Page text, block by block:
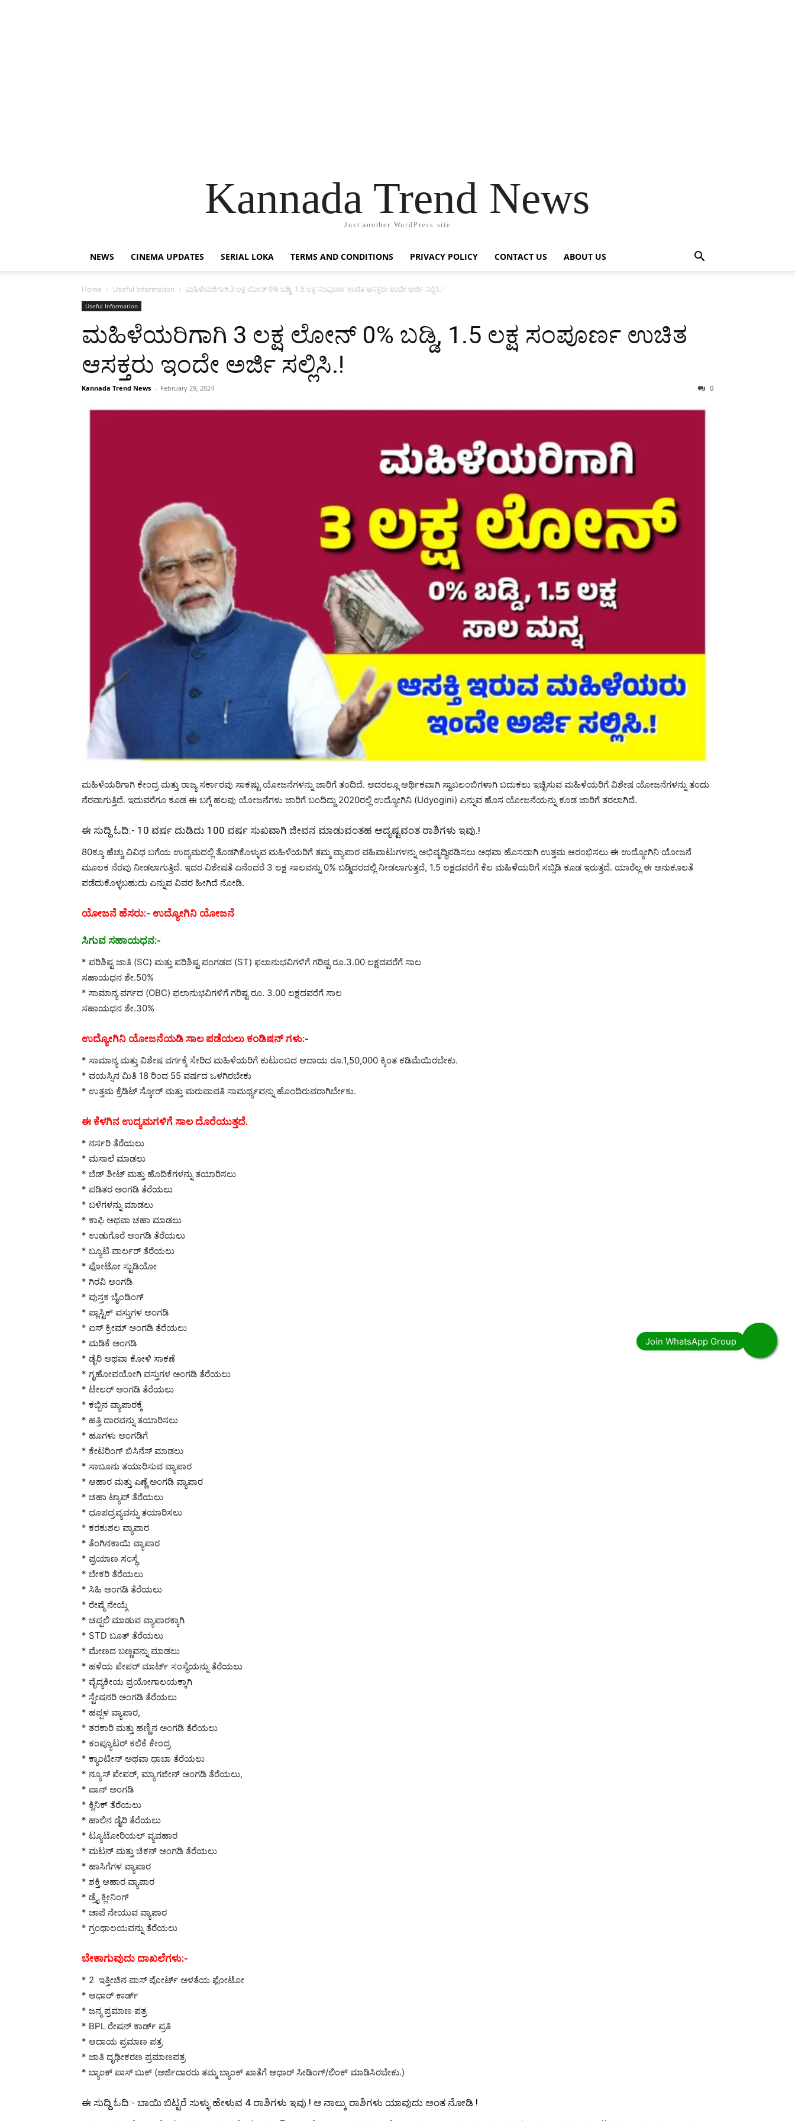
Kannada Trend News
Just another WordPress site
NEWS CINEMA UPDATES SERIAL LOKA TERMS AND CONDITIONS PRIVACY POLICY CONTACT US ABOUT US
Home Useful Information ಮಹಿಳೆಯರಿಗಾಗಿ 3 ಲಕ್ಷ ಲೋನ್ 0% ಬಡ್ಡಿ, 1.5 ಲಕ್ಷ ಸಂಪೂರ್ಣ ಉಚಿತ ಆಸಕ್ತರು ಇಂದೇ ಅರ್ಜಿ ಸಲ್ಲಿಸಿ.!
Useful Information
ಮಹಿಳೆಯರಿಗಾಗಿ 3 ಲಕ್ಷ ಲೋನ್ 0% ಬಡ್ಡಿ, 1.5 ಲಕ್ಷ ಸಂಪೂರ್ಣ ಉಚಿತ
ಆಸಕ್ತರು ಇಂದೇ ಅರ್ಜಿ ಸಲ್ಲಿಸಿ.!
Kannada Trend News - February 29, 2024 0
ಮಹಿಳೆಯರಿಗಾಗಿ ಕೇಂದ್ರ ಮತ್ತು ರಾಜ್ಯ ಸರ್ಕಾರವು ಸಾಕಷ್ಟು ಯೋಜನೆಗಳನ್ನು ಜಾರಿಗೆ ತಂದಿದೆ. ಅದರಲ್ಲೂ ಆರ್ಥಿಕವಾಗಿ ಸ್ವಾಬಲಂಬಿಗಳಾಗಿ ಬದುಕಲು ಇಚ್ಛಿಸುವ ಮಹಿಳೆಯರಿಗೆ ವಿಶೇಷ ಯೋಜನೆಗಳನ್ನು ತಂದು
ನೆರವಾಗುತ್ತಿದೆ. ಇದುವರೆಗೂ ಕೂಡ ಈ ಬಗ್ಗೆ ಹಲವು ಯೋಜನೆಗಳು ಜಾರಿಗೆ ಬಂದಿದ್ದು 2020ರಲ್ಲಿ ಉದ್ಯೋಗಿನಿ (Udyogini) ಎನ್ನುವ ಹೊಸ ಯೋಜನೆಯನ್ನು ಕೂಡ ಜಾರಿಗೆ ತರಲಾಗಿದೆ.
ಈ ಸುದ್ದಿ ಓದಿ:- 10 ವರ್ಷ ದುಡಿದು 100 ವರ್ಷ ಸುಖವಾಗಿ ಜೀವನ ಮಾಡುವಂತಹ ಅದೃಷ್ಟವಂತ ರಾಶಿಗಳು ಇವು.!
80ಕ್ಕೂ ಹೆಚ್ಚು ವಿವಿಧ ಬಗೆಯ ಉದ್ಯಮದಲ್ಲಿ ತೊಡಗಿಕೊಳ್ಳುವ ಮಹಿಳೆಯರಿಗೆ ತಮ್ಮ ವ್ಯಾಪಾರ ವಹಿವಾಟುಗಳನ್ನು ಅಭಿವೃದ್ಧಿಪಡಿಸಲು ಅಥವಾ ಹೊಸದಾಗಿ ಉತ್ತಮ ಆರಂಭಿಸಲು ಈ ಉದ್ಯೋಗಿನಿ ಯೋಜನೆ
ಮೂಲಕ ನೆರವು ನೀಡಲಾಗುತ್ತಿದೆ. ಇದರ ವಿಶೇಷತೆ ಏನೆಂದರೆ 3 ಲಕ್ಷ ಸಾಲವನ್ನು 0% ಬಡ್ಡಿದರದಲ್ಲಿ ನೀಡಲಾಗುತ್ತದೆ, 1.5 ಲಕ್ಷದವರೆಗೆ ಕೆಲ ಮಹಿಳೆಯರಿಗೆ ಸಬ್ಸಿಡಿ ಕೂಡ ಇರುತ್ತದೆ. ಯಾರೆಲ್ಲ ಈ ಅನುಕೂಲತೆ
ಪಡೆದುಕೊಳ್ಳಬಹುದು ಎನ್ನುವ ವಿವರ ಹೀಗಿದೆ ನೋಡಿ.
ಯೋಜನೆ ಹೆಸರು:- ಉದ್ಯೋಗಿನಿ ಯೋಜನೆ
ಸಿಗುವ ಸಹಾಯಧನ:-
* ಪರಿಶಿಷ್ಟ ಜಾತಿ (SC) ಮತ್ತು ಪರಿಶಿಷ್ಟ ಪಂಗಡದ (ST) ಫಲಾನುಭವಿಗಳಿಗೆ ಗರಿಷ್ಟ ರೂ.3.00 ಲಕ್ಷದವರೆಗೆ ಸಾಲ
ಸಹಾಯಧನ ಶೇ.50%
* ಸಾಮಾನ್ಯ ವರ್ಗದ (OBC) ಫಲಾನುಭವಿಗಳಿಗೆ ಗರಿಷ್ಟ ರೂ. 3.00 ಲಕ್ಷದವರೆಗೆ ಸಾಲ
ಸಹಾಯಧನ ಶೇ.30%
ಉದ್ಯೋಗಿನಿ ಯೋಜನೆಯಡಿ ಸಾಲ ಪಡೆಯಲು ಕಂಡಿಷನ್ ಗಳು:-
* ಸಾಮಾನ್ಯ ಮತ್ತು ವಿಶೇಷ ವರ್ಗಕ್ಕೆ ಸೇರಿದ ಮಹಿಳೆಯರಿಗೆ ಕುಟುಂಬದ ಆದಾಯ ರೂ.1,50,000 ಕ್ಕಿಂತ ಕಡಿಮೆಯಿರಬೇಕು.
* ವಯಸ್ಸಿನ ಮಿತಿ 18 ರಿಂದ 55 ವರ್ಷದ ಒಳಗಿರಬೇಕು
* ಉತ್ತಮ ಕ್ರೆಡಿಟ್ ಸ್ಕೋರ್ ಮತ್ತು ಮರುಪಾವತಿ ಸಾಮರ್ಥ್ಯವನ್ನು ಹೊಂದಿರುವರಾಗಿರ್ಬೇಕು.
ಈ ಕೆಳಗಿನ ಉದ್ಯಮಗಳಿಗೆ ಸಾಲ ದೊರೆಯುತ್ತದೆ.
* ನರ್ಸರಿ ತೆರೆಯಲು
* ಮಸಾಲೆ ಮಾಡಲು
* ಬೆಡ್ ಶೀಟ್ ಮತ್ತು ಹೊದಿಕೆಗಳನ್ನು ತಯಾರಿಸಲು
* ಪಡಿತರ ಅಂಗಡಿ ತೆರೆಯಲು
* ಬಳೆಗಳನ್ನು ಮಾಡಲು
* ಕಾಫಿ ಅಥವಾ ಚಹಾ ಮಾಡಲು
* ಉಡುಗೊರೆ ಅಂಗಡಿ ತೆರೆಯಲು
* ಬ್ಯೂಟಿ ಪಾರ್ಲರ್ ತೆರೆಯಲು
* ಫೋಟೋ ಸ್ಟುಡಿಯೋ
* ಗಿರವಿ ಅಂಗಡಿ
* ಪುಸ್ತಕ ಬೈಂಡಿಂಗ್
* ಪ್ಲಾಸ್ಟಿಕ್ ವಸ್ತುಗಳ ಅಂಗಡಿ
* ಐಸ್ ಕ್ರೀಮ್ ಅಂಗಡಿ ತೆರೆಯಲು
* ಮಡಿಕೆ ಅಂಗಡಿ
* ಡೈರಿ ಅಥವಾ ಕೋಳಿ ಸಾಕಣೆ
* ಗೃಹೋಪಯೋಗಿ ವಸ್ತುಗಳ ಅಂಗಡಿ ತೆರೆಯಲು
* ಟೇಲರ್ ಅಂಗಡಿ ತೆರೆಯಲು
* ಕಬ್ಬಿನ ವ್ಯಾಪಾರಕ್ಕೆ
* ಹತ್ತಿ ದಾರವನ್ನು ತಯಾರಿಸಲು
* ಹೂಗಳು ಅಂಗಡಿಗೆ
* ಕೇಟರಿಂಗ್ ಬಿಸಿನೆಸ್ ಮಾಡಲು
* ಸಾಬೂನು ತಯಾರಿಸುವ ವ್ಯಾಪಾರ
* ಆಹಾರ ಮತ್ತು ಎಣ್ಣೆ ಅಂಗಡಿ ವ್ಯಾಪಾರ
* ಚಹಾ ಟ್ಯಾಪ್ ತೆರೆಯಲು
* ಧೂಪದ್ರವ್ಯವನ್ನು ತಯಾರಿಸಲು
* ಕರಕುಶಲ ವ್ಯಾಪಾರ
* ತೆಂಗಿನಕಾಯಿ ವ್ಯಾಪಾರ
* ಪ್ರಯಾಣ ಸಂಸ್ಥೆ
* ಬೇಕರಿ ತೆರೆಯಲು
* ಸಿಹಿ ಅಂಗಡಿ ತೆರೆಯಲು
* ರೇಷ್ಮೆ ನೇಯ್ಗೆ
* ಚಪ್ಪಲಿ ಮಾಡುವ ವ್ಯಾಪಾರಕ್ಕಾಗಿ
* STD ಬೂತ್ ತೆರೆಯಲು
* ಮೇಣದ ಬಣ್ಣವನ್ನು ಮಾಡಲು
* ಹಳೆಯ ಪೇಪರ್ ಮಾರ್ಟ್ ಸಂಸ್ಥೆಯನ್ನು ತೆರೆಯಲು
* ವೈದ್ಯಕೀಯ ಪ್ರಯೋಗಾಲಯಕ್ಕಾಗಿ
* ಸ್ಟೇಷನರಿ ಅಂಗಡಿ ತೆರೆಯಲು
* ಹಪ್ಪಳ ವ್ಯಾಪಾರ,
* ತರಕಾರಿ ಮತ್ತು ಹಣ್ಣಿನ ಅಂಗಡಿ ತೆರೆಯಲು
* ಕಂಪ್ಯೂಟರ್ ಕಲಿಕೆ ಕೇಂದ್ರ
* ಕ್ಯಾಂಟೀನ್ ಅಥವಾ ಧಾಬಾ ತೆರೆಯಲು
* ನ್ಯೂಸ್ ಪೇಪರ್, ಮ್ಯಾಗಜೀನ್ ಅಂಗಡಿ ತೆರೆಯಲು,
* ಪಾನ್ ಅಂಗಡಿ
* ಕ್ಲಿನಿಕ್ ತೆರೆಯಲು
* ಹಾಲಿನ ಡೈರಿ ತೆರೆಯಲು
* ಟ್ಯೂಟೋರಿಯಲ್ ವ್ಯವಹಾರ
* ಮಟನ್ ಮತ್ತು ಚಿಕನ್ ಅಂಗಡಿ ತೆರೆಯಲು
* ಹಾಸಿಗೆಗಳ ವ್ಯಾಪಾರ
* ಶಕ್ತಿ ಆಹಾರ ವ್ಯಾಪಾರ
* ಡ್ರೈ ಕ್ಲೀನಿಂಗ್
* ಚಾಪೆ ನೇಯುವ ವ್ಯಾಪಾರ
* ಗ್ರಂಥಾಲಯವನ್ನು ತೆರೆಯಲು
ಬೇಕಾಗುವುದು ದಾಖಲೆಗಳು:-
* 2 ಇತ್ತೀಚಿನ ಪಾಸ್ ಪೋರ್ಟ್ ಅಳತೆಯ ಫೋಟೋ
* ಆಧಾರ್ ಕಾರ್ಡ್
* ಜನ್ಮ ಪ್ರಮಾಣ ಪತ್ರ
* BPL ರೇಷನ್ ಕಾರ್ಡ್ ಪ್ರತಿ
* ಆದಾಯ ಪ್ರಮಾಣ ಪತ್ರ
* ಜಾತಿ ದೃಢೀಕರಣ ಪ್ರಮಾಣಪತ್ರ
* ಬ್ಯಾಂಕ್ ಪಾಸ್ ಬುಕ್ (ಅರ್ಜಿದಾರರು ತಮ್ಮ ಬ್ಯಾಂಕ್ ಖಾತೆಗೆ ಆಧಾರ್ ಸೀಡಿಂಗ್/ಲಿಂಕ್ ಮಾಡಿಸಿರಬೇಕು.)
ಈ ಸುದ್ದಿ ಓದಿ:- ಬಾಯಿ ಬಿಟ್ಟರೆ ಸುಳ್ಳು ಹೇಳುವ 4 ರಾಶಿಗಳು ಇವು.! ಆ ನಾಲ್ಕು ರಾಶಿಗಳು ಯಾವುದು ಅಂತ ನೋಡಿ.!